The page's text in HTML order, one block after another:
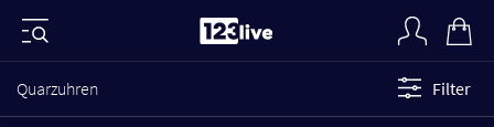
Quarzuhren Filter